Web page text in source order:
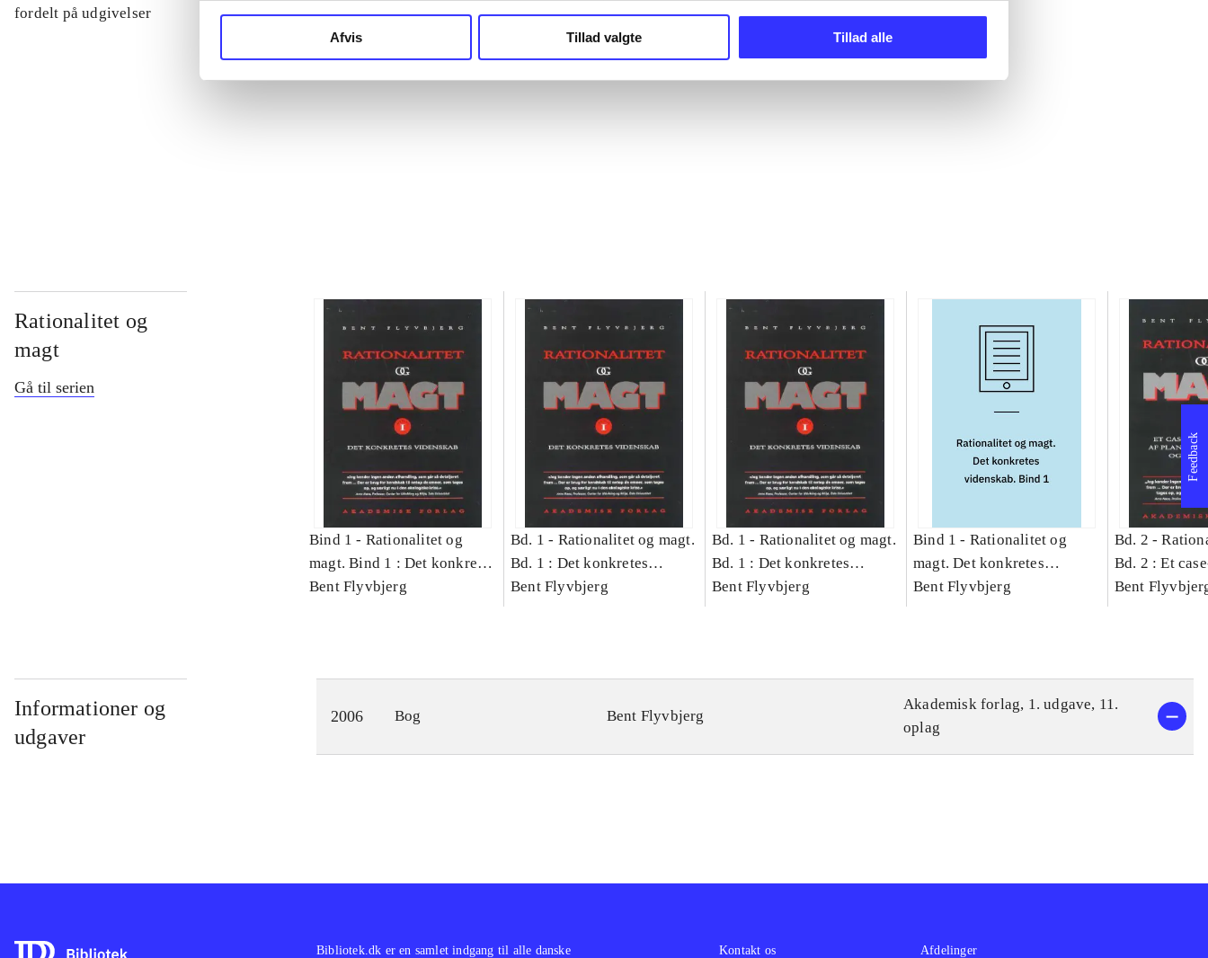
Afvis Tillad valgte Tillad alle
fordelt på udgivelser
Rationalitet og
magt
Gå til serien
Bind 1 - Rationalitet og
magt. Bind 1 : Det konkretes
videnskab
Bent Flyvbjerg
Bd. 1 - Rationalitet og magt.
Bd. 1 : Det konkretes
videnskab
Bent Flyvbjerg
Bd. 1 - Rationalitet og magt.
Bd. 1 : Det konkretes
videnskab
Bent Flyvbjerg
Bind 1 - Rationalitet og
magt. Det konkretes
videnskab. Bind 1
Bent Flyvbjerg
Bd. 2 -
Bd. 2 : Et
studie af
Bent
Informationer og
udgaver
2006 Bog Bent Flyvbjerg
Akademisk forlag, 1. udgave, 11.
oplag
Feedback
Bibliotek.dk er en samlet indgang til alle danske Kontakt os Afdelinger